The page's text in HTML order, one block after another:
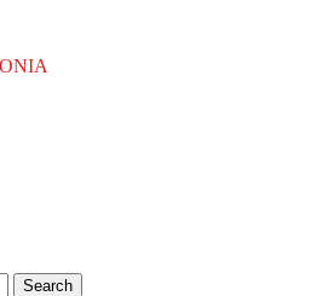
Search